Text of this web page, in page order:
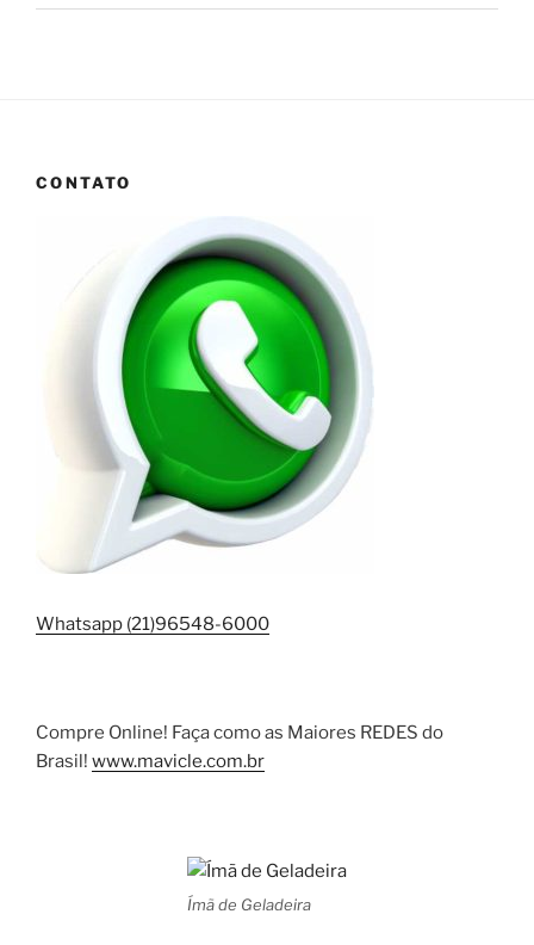
CONTATO
Whatsapp (21)96548-6000
Compre Online! Faça como as Maiores REDES do
Brasil! www.mavicle.com.br
Ímã de Geladeira